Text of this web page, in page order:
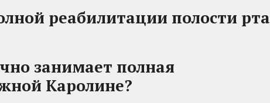
реабилитации полости рта
занимает полная
Каролине?